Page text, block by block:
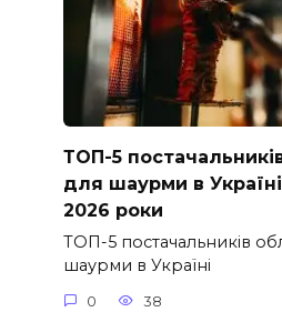
ТОП-5
для шаурми в
2026 роки
ТОП-5 постачальників
шаурми в Україні
0 38